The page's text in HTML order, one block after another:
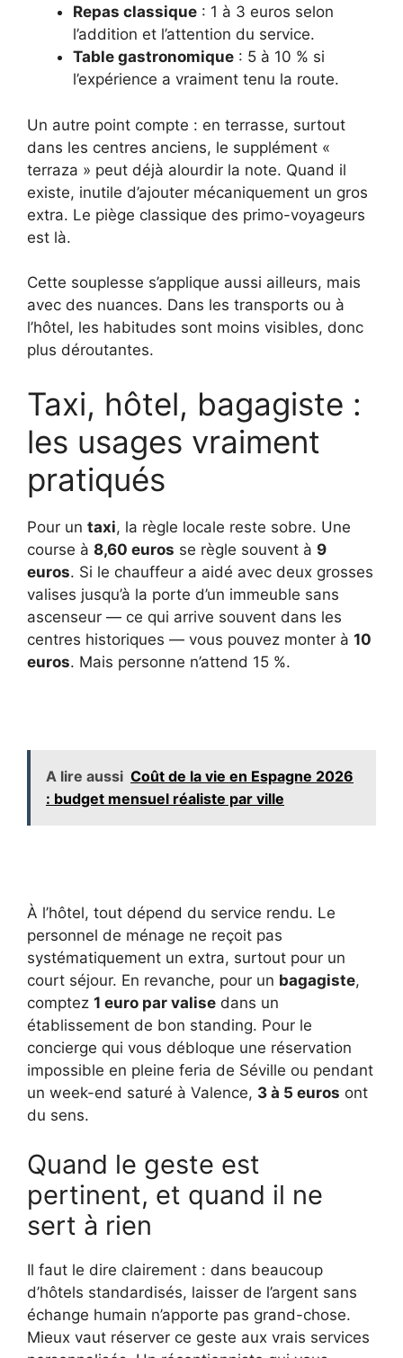
Repas classique : 1 à 3 euros selon
l’addition et l’attention du service.
Table gastronomique : 5 à 10 % si
l’expérience a vraiment tenu la route.
Un autre point compte : en terrasse, surtout
dans les centres anciens, le supplément «
terraza » peut déjà alourdir la note. Quand il
existe, inutile d’ajouter mécaniquement un gros
extra. Le piège classique des primo-voyageurs
est là.
Cette souplesse s’applique aussi ailleurs, mais
avec des nuances. Dans les transports ou à
l’hôtel, les habitudes sont moins visibles, donc
plus déroutantes.
Taxi, hôtel, bagagiste :
les usages vraiment
pratiqués
Pour un taxi, la règle locale reste sobre. Une
course à 8,60 euros se règle souvent à 9
euros. Si le chauffeur a aidé avec deux grosses
valises jusqu’à la porte d’un immeuble sans
ascenseur — ce qui arrive souvent dans les
centres historiques — vous pouvez monter à 10
euros. Mais personne n’attend 15 %.
A lire aussi Coût de la vie en Espagne 2026
: budget mensuel réaliste par ville
À l’hôtel, tout dépend du service rendu. Le
personnel de ménage ne reçoit pas
systématiquement un extra, surtout pour un
court séjour. En revanche, pour un bagagiste,
comptez 1 euro par valise dans un
établissement de bon standing. Pour le
concierge qui vous débloque une réservation
impossible en pleine feria de Séville ou pendant
un week-end saturé à Valence, 3 à 5 euros ont
du sens.
Quand le geste est
pertinent, et quand il ne
sert à rien
Il faut le dire clairement : dans beaucoup
d’hôtels standardisés, laisser de l’argent sans
échange humain n’apporte pas grand-chose.
Mieux vaut réserver ce geste aux vrais services